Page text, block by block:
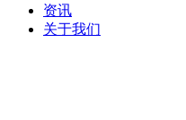
资讯
关于我们